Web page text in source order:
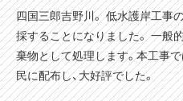
四国三郎吉野川。 低水護岸工事
採することになりました。 一般
棄物として処理します。本工事
民に配布し、大好評でした。